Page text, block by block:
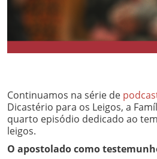
Continuamos na série de
Dicastério para os Leigos, a
quarto episódio dedicado ao
leigos.
O apostolado como